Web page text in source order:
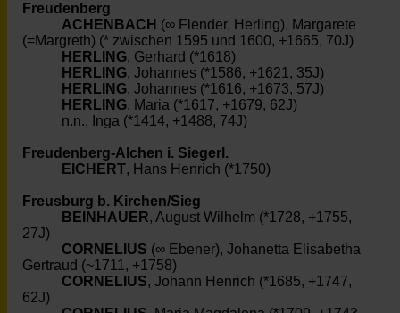
Freudenberg
ACHENBACH (∞ Flender, Herling), Margarete
(=Margreth) (* zwischen 1595 und 1600, +1665, 70J)
HERLING, Gerhard (*1618)
HERLING, Johannes (*1586, +1621, 35J)
HERLING, Johannes (*1616, +1673, 57J)
HERLING, Maria (*1617, +1679, 62J)
n.n., Inga (*1414, +1488, 74J)
Freudenberg-Alchen i. Siegerl.
EICHERT, Hans Henrich (*1750)
Freusburg b. Kirchen/Sieg
BEINHAUER, August Wilhelm (*1728, +1755,
27J)
CORNELIUS (∞ Ebener), Johanetta Elisabetha
Gertraud (~1711, +1758)
CORNELIUS, Johann Henrich (*1685, +1747,
62J)